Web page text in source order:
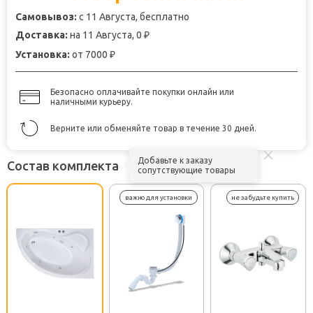
Самовывоз: с 11 Августа, бесплатно
Доставка: на 11 Августа, 0 ₽
Установка: от 7000 ₽
Безопасно оплачивайте покупки онлайн или
наличными курьеру.
Верните или обменяйте товар в течение 30 дней.
Состав комплекта
Добавьте к заказу
сопутствующие товары